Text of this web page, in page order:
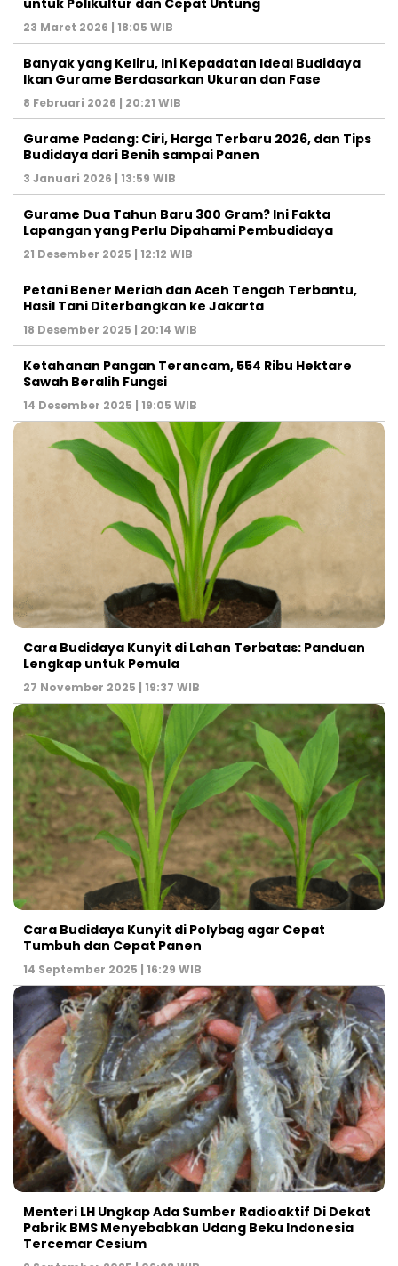
23 Maret 2026 | 18:05 WIB
Banyak yang Keliru, Ini Kepadatan Ideal Budidaya
Ikan Gurame Berdasarkan Ukuran dan Fase
8 Februari 2026 | 20:21 WIB
Gurame Padang: Ciri, Harga Terbaru 2026, dan Tips
Budidaya dari Benih sampai Panen
3 Januari 2026 | 13:59 WIB
Gurame Dua Tahun Baru 300 Gram? Ini Fakta
Lapangan yang Perlu Dipahami Pembudidaya
21 Desember 2025 | 12:12 WIB
Petani Bener Meriah dan Aceh Tengah Terbantu,
Hasil Tani Diterbangkan ke Jakarta
18 Desember 2025 | 20:14 WIB
Ketahanan Pangan Terancam, 554 Ribu Hektare
Sawah Beralih Fungsi
14 Desember 2025 | 19:05 WIB
Cara Budidaya Kunyit di Lahan Terbatas: Panduan
Lengkap untuk Pemula
27 November 2025 | 19:37 WIB
Cara Budidaya Kunyit di Polybag agar Cepat
Tumbuh dan Cepat Panen
14 September 2025 | 16:29 WIB
Menteri LH Ungkap Ada Sumber Radioaktif Di Dekat
Pabrik BMS Menyebabkan Udang Beku Indonesia
Tercemar Cesium